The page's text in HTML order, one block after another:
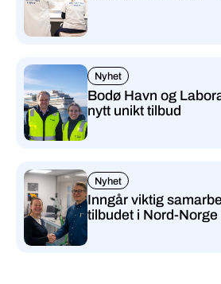
Nyhet
Bodø Havn og
nytt unikt tilbud
Nyhet
Inngår viktig
tilbudet i Nord-Norge